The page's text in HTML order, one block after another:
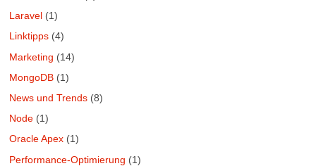
Laravel (1)
Linktipps (4)
Marketing (14)
MongoDB (1)
News und Trends (8)
Node (1)
Oracle Apex (1)
Performance-Optimierung (1)